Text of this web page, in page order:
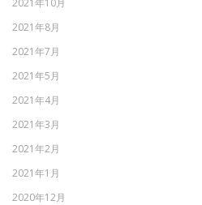
2021年8月
2021年7月
2021年5月
2021年4月
2021年3月
2021年2月
2021年1月
2020年12月